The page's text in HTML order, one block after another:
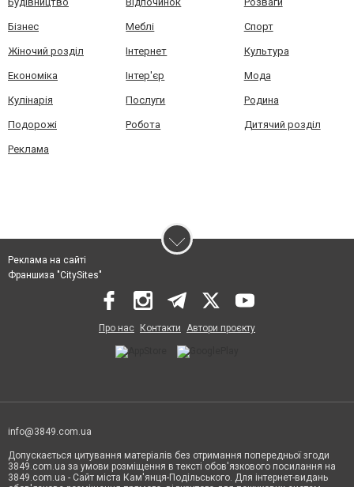
Бізнес Меблі Спорт
Жіночий розділ Інтернет Культура
Економіка Інтер'єр Мода
Кулінарія Послуги Родина
Подорожі Робота Дитячий розділ
Реклама
Реклама на сайті
Франшиза "CitySites"
Про нас Контакти Автори проєкту
info@3849.com.ua
Допускається цитування матеріалів без отримання попередньої згоди
3849.com.ua за умови розміщення в тексті обов'язкового посилання на
3849.com.ua - Сайт міста Кам'янця-Подільського. Для інтернет-видань